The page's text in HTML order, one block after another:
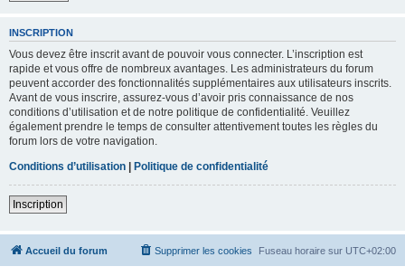
INSCRIPTION
Vous devez être inscrit avant de pouvoir vous connecter. L’inscription est
rapide et vous offre de nombreux avantages. Les administrateurs du forum
peuvent accorder des fonctionnalités supplémentaires aux utilisateurs inscrits.
Avant de vous inscrire, assurez-vous d’avoir pris connaissance de nos
conditions d’utilisation et de notre politique de confidentialité. Veuillez
également prendre le temps de consulter attentivement toutes les règles du
forum lors de votre navigation.
Conditions d’utilisation | Politique de confidentialité
Inscription
Accueil du forum Fuseau horaire sur UTC+02:00
Supprimer les cookies